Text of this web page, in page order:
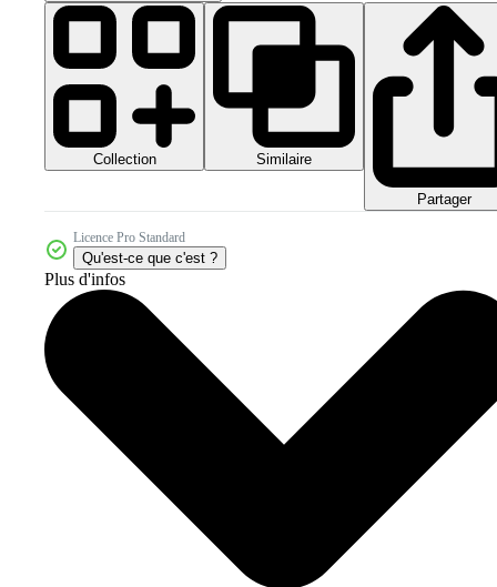
Collection Similaire
Partager
Licence Pro Standard
Qu'est-ce que c'est ?
Plus d'infos